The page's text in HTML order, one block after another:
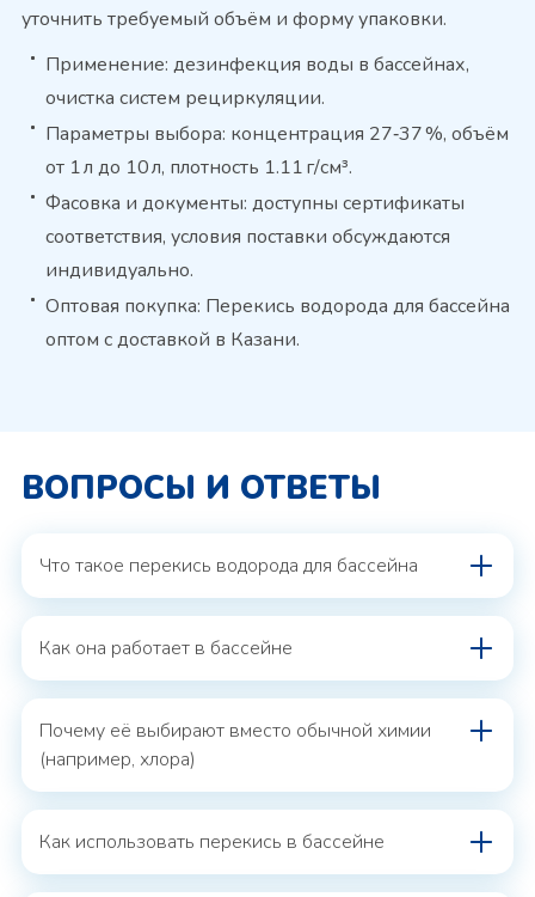
уточнить требуемый объём и форму упаковки.
Применение: дезинфекция воды в бассейнах,
очистка систем рециркуляции.
Параметры выбора: концентрация 27‑37 %, объём
от 1 л до 10 л, плотность 1.11 г/см³.
Фасовка и документы: доступны сертификаты
соответствия, условия поставки обсуждаются
индивидуально.
Оптовая покупка: Перекись водорода для бассейна
оптом с доставкой в Казани.
ВОПРОСЫ И ОТВЕТЫ
Что такое перекись водорода для бассейна
Как она работает в бассейне
Почему её выбирают вместо обычной химии
(например, хлора)
Как использовать перекись в бассейне